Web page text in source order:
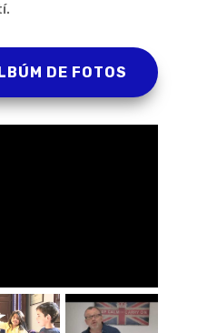
DE FOTOS